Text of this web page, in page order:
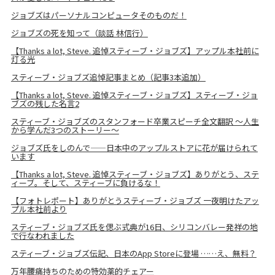
ジョブズはパーソナルコンピュータそのものだ！
ジョブズの死を知って（談話 林信行）
【Thanks a lot, Steve. 追悼スティーブ・ジョブズ】アップル本社前に
灯る光
スティーブ・ジョブズ追悼記事まとめ（記事3本追加）
【Thanks a lot, Steve. 追悼スティーブ・ジョブズ】スティーブ・ジョ
ブズの残した名言2
スティーブ・ジョブズのスタンフォード卒業スピーチ全文翻訳 〜人生
から学んだ3つのストーリー〜
ジョブズ氏をしのんで――日本中のアップルストアに花が届けられて
います
【Thanks a lot, Steve. 追悼スティーブ・ジョブズ】ありがとう、ステ
ィーブ。そして、スティーブに負けるな！
【フォトレポート】ありがとうスティーブ・ジョブズ 一夜明けたアッ
プル本社前より
スティーブ・ジョブズ氏を偲ぶ式典が16日、シリコンバレー発祥の地
で行なわれました
スティーブ・ジョブズ伝記、日本のApp Storeに登場 ……え、無料？
万年腰痛持ちのための特効薬的チェアー